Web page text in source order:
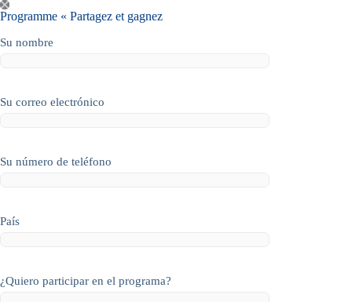
Saltar
al
Programme « Partagez et gagnez
Su nombre
Su correo electrónico
Su número de teléfono
País
¿Quiero participar en el programa?